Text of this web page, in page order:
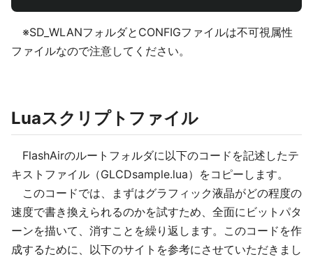
※SD_WLANフォルダとCONFIGファイルは不可視属性
ファイルなので注意してください。
Luaスクリプトファイル
FlashAirのルートフォルダに以下のコードを記述したテ
キストファイル（GLCDsample.lua）をコピーします。
このコードでは、まずはグラフィック液晶がどの程度の
速度で書き換えられるのかを試すため、全面にビットパタ
ーンを描いて、消すことを繰り返します。このコードを作
成するために、以下のサイトを参考にさせていただきまし